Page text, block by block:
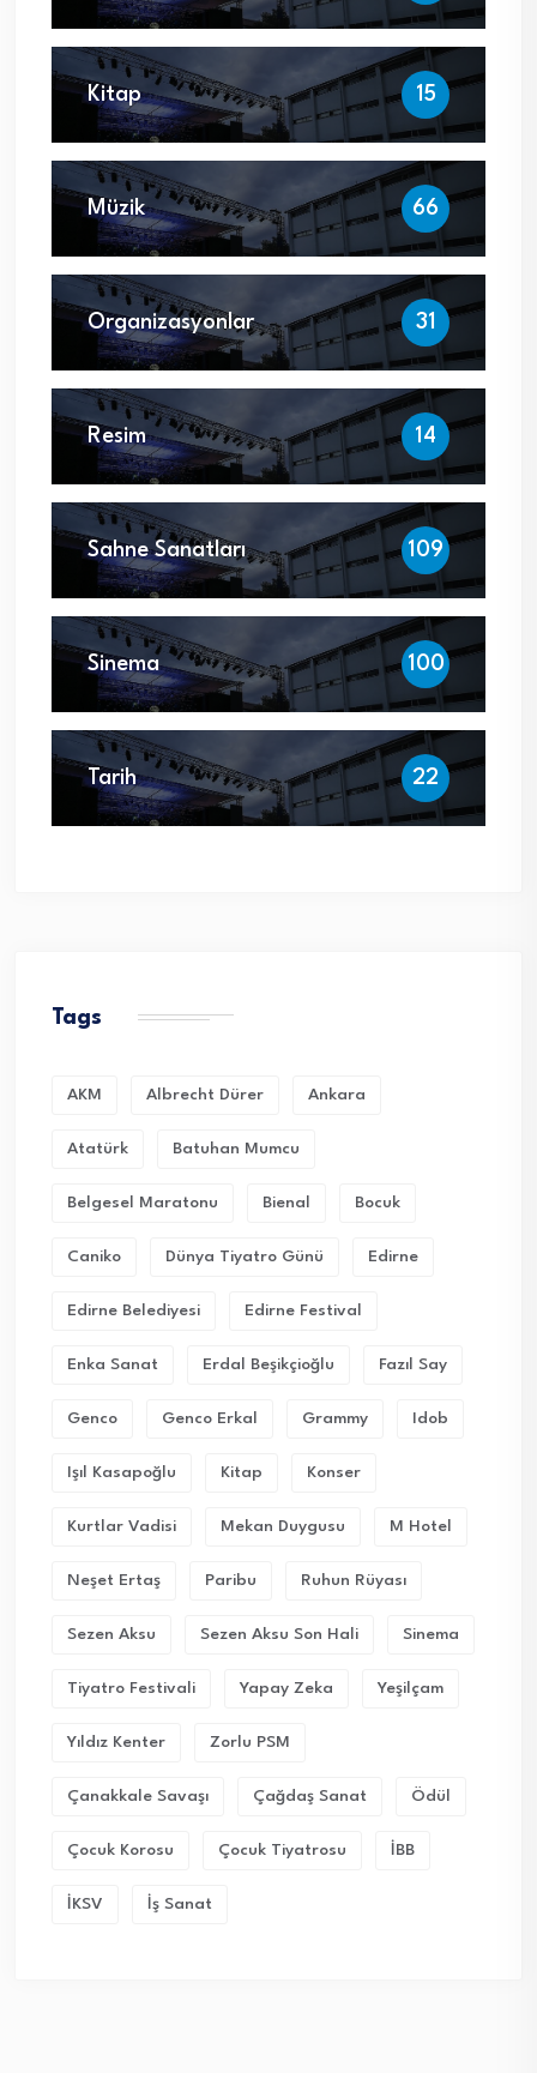
Kitap 15
Müzik 66
Organizasyonlar 31
Resim 14
Sahne Sanatları 109
Sinema 100
Tarih 22
Tags
AKM Albrecht Dürer Ankara
Atatürk Batuhan Mumcu
Belgesel Maratonu Bienal Bocuk
Caniko Dünya Tiyatro Günü Edirne
Edirne Belediyesi Edirne Festival
Enka Sanat Erdal Beşikçioğlu Fazıl Say
Genco Genco Erkal Grammy Idob
Işıl Kasapoğlu Kitap Konser
Kurtlar Vadisi Mekan Duygusu M Hotel
Neşet Ertaş Paribu Ruhun Rüyası
Sezen Aksu Sezen Aksu Son Hali Sinema
Tiyatro Festivali Yapay Zeka Yeşilçam
Yıldız Kenter Zorlu PSM
Çanakkale Savaşı Çağdaş Sanat Ödül
Çocuk Korosu Çocuk Tiyatrosu İBB
İKSV İş Sanat